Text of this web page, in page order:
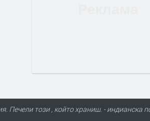
Печели този , който храниш. - индианска